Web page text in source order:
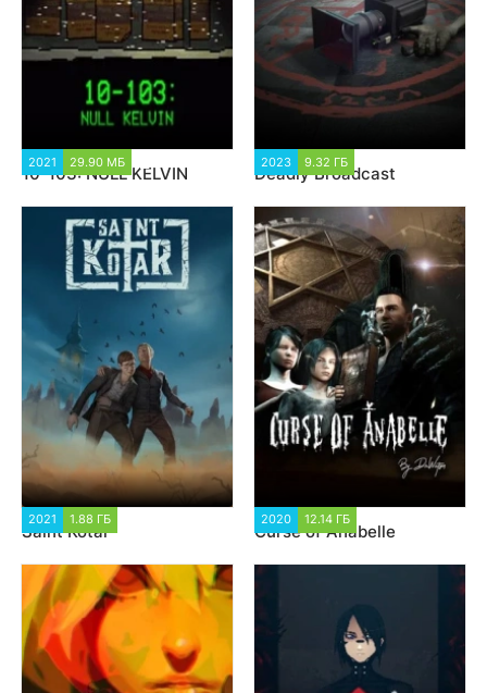
2021 29.90 МБ
10-103: NULL KELVIN
2023 9.32 ГБ
Deadly Broadcast
2021 1.88 ГБ
Saint Kotar
2020 12.14 ГБ
Curse of Anabelle